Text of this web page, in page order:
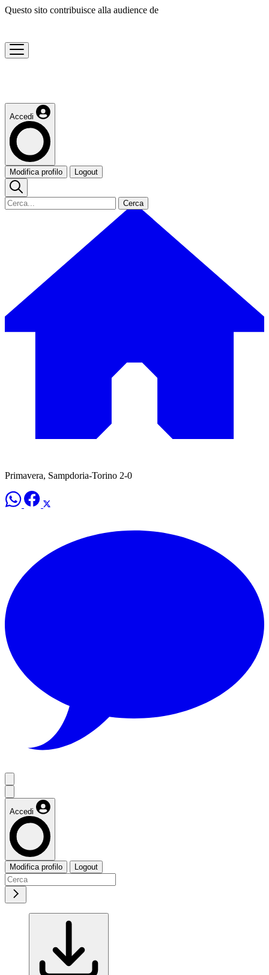
Questo sito contribuisce alla audience de
Accedi
Modifica profilo Logout
Cerca
Primavera, Sampdoria-Torino 2-0
Accedi
Modifica profilo Logout